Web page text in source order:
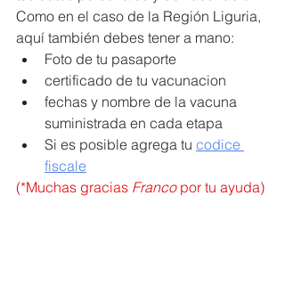
Como en el caso de la Región Liguria,
aquí también debes tener a mano:
Foto de tu pasaporte
certificado de tu vacunacion
fechas y nombre de la vacuna
suministrada en cada etapa
Si es posible agrega tu codice
fiscale
(*Muchas gracias Franco por tu ayuda)